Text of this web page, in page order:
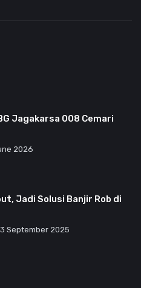
Jagakarsa 008 Cemari
2026
Jadi Solusi Banjir Rob di
September 2025